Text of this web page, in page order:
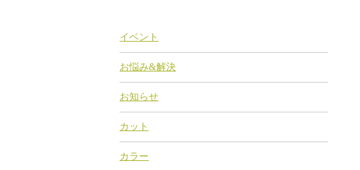
イベント
お悩み&解決
お知らせ
カット
カラー